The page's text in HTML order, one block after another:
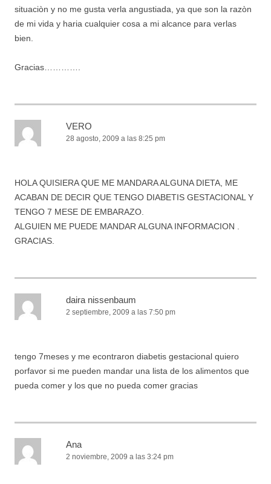
situaciòn y no me gusta verla angustiada, ya que son la razòn
de mi vida y haria cualquier cosa a mi alcance para verlas
bien.
Gracias………….
VERO
28 agosto, 2009 a las 8:25 pm
HOLA QUISIERA QUE ME MANDARA ALGUNA DIETA, ME
ACABAN DE DECIR QUE TENGO DIABETIS GESTACIONAL Y
TENGO 7 MESE DE EMBARAZO.
ALGUIEN ME PUEDE MANDAR ALGUNA INFORMACION .
GRACIAS.
daira nissenbaum
2 septiembre, 2009 a las 7:50 pm
tengo 7meses y me econtraron diabetis gestacional quiero
porfavor si me pueden mandar una lista de los alimentos que
pueda comer y los que no pueda comer gracias
Ana
2 noviembre, 2009 a las 3:24 pm